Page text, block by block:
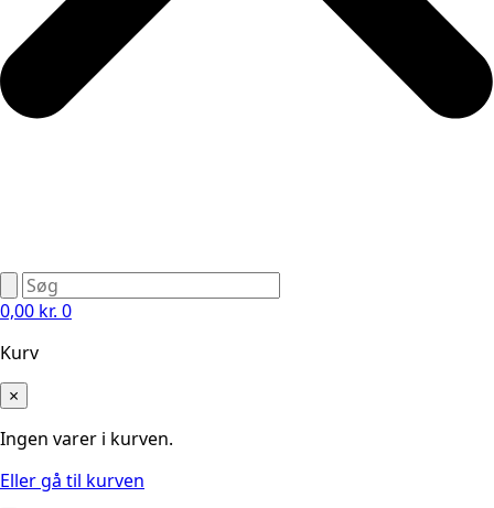
0,00 kr. 0
Kurv
×
Ingen varer i kurven.
Eller gå til kurven